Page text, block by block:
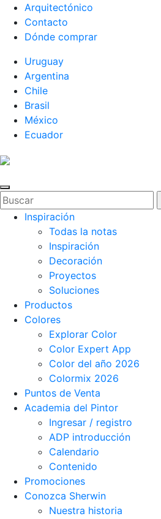
Arquitectónico
Contacto
Dónde comprar
Uruguay
Argentina
Chile
Brasil
México
Ecuador
Inspiración
Todas la notas
Inspiración
Decoración
Proyectos
Soluciones
Productos
Colores
Explorar Color
Color Expert App
Color del año 2026
Colormix 2026
Puntos de Venta
Academia del Pintor
Ingresar / registro
ADP introducción
Calendario
Contenido
Promociones
Conozca Sherwin
Nuestra historia